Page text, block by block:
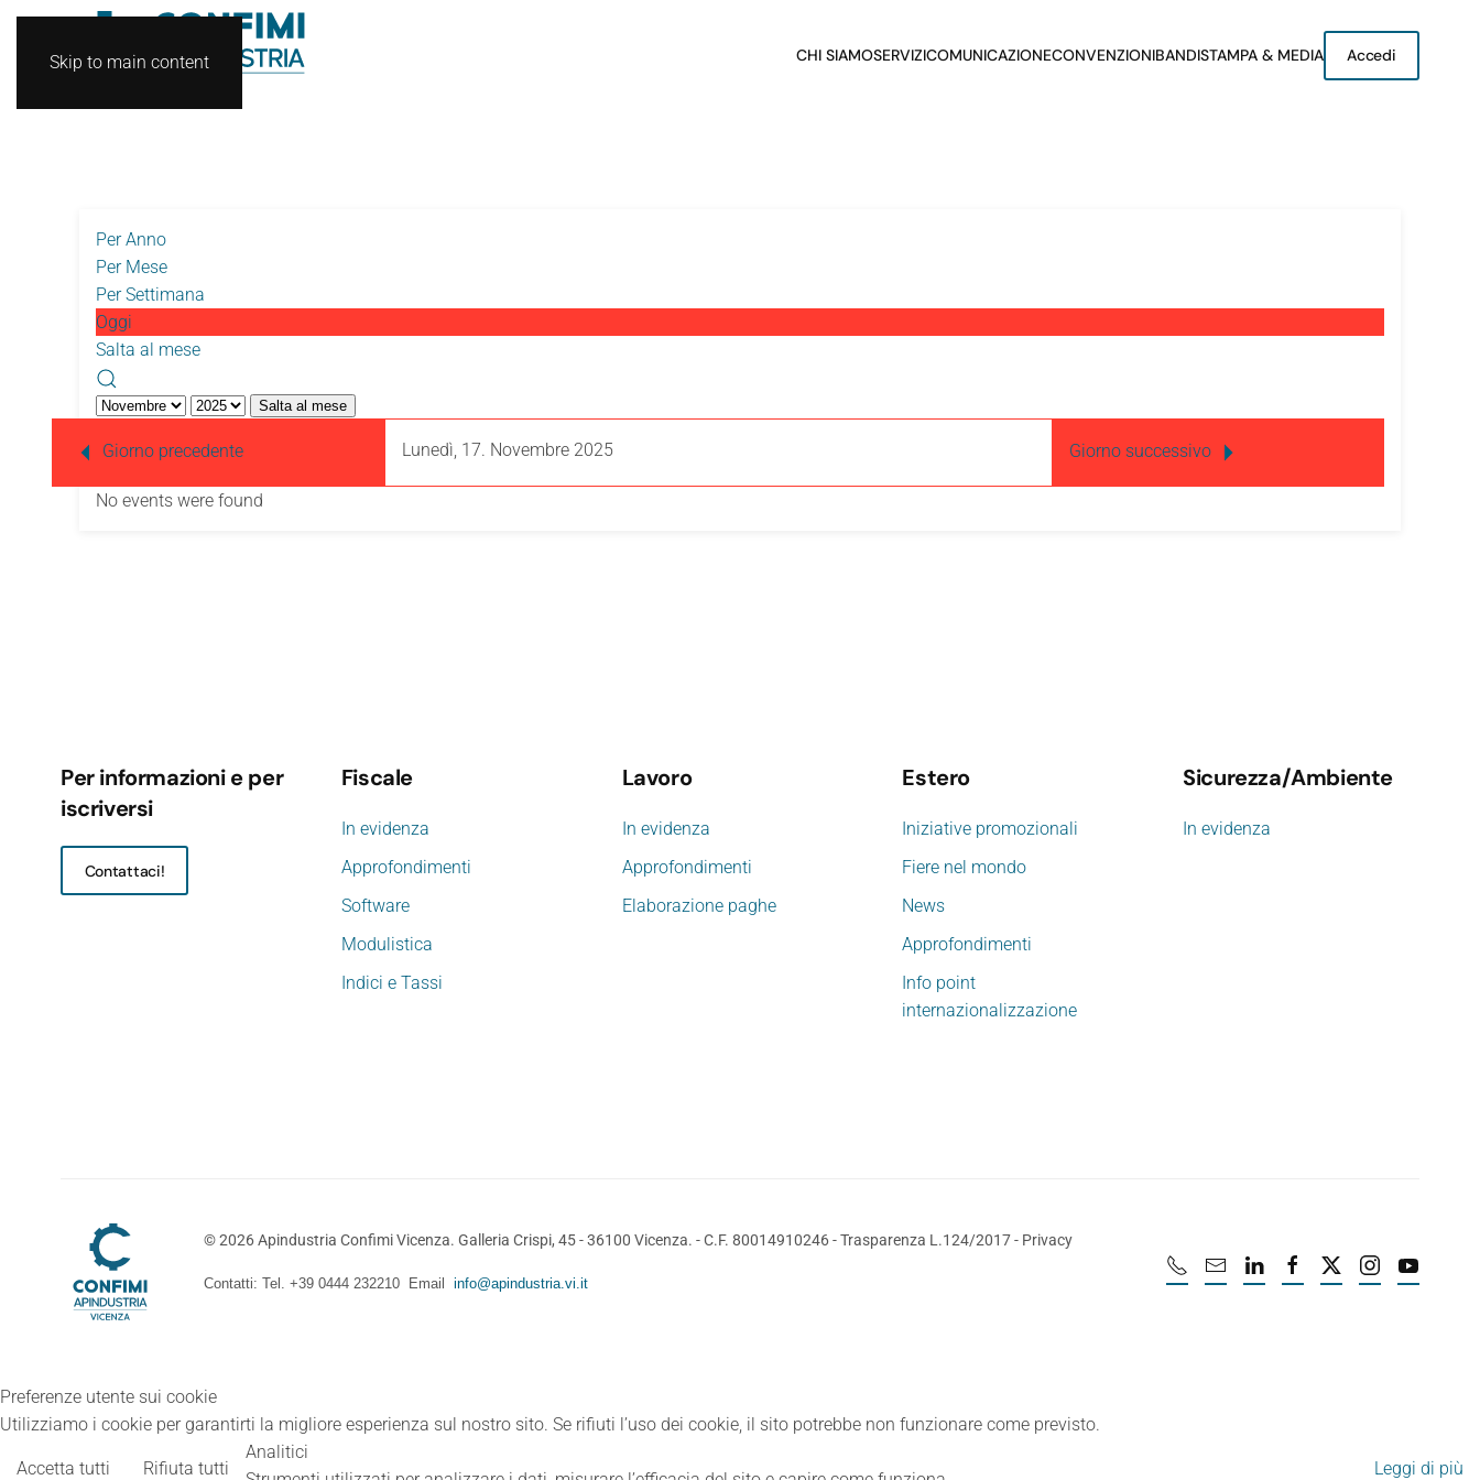
Skip to main content CHI SIAMOSERVIZICOMUNICAZIONECONVENZIONIBANDISTAMPA & MEDIA Accedi
Per Anno
Per Mese
Per Settimana
Oggi
Salta al mese
Salta al mese
Giorno precedente Lunedì, 17. Novembre 2025 Giorno successivo
No events were found
Per informazioni e per
iscriversi
Contattaci!
Fiscale
In evidenza
Approfondimenti
Software
Modulistica
Indici e Tassi
Lavoro
In evidenza
Approfondimenti
Elaborazione paghe
Estero
Iniziative promozionali
Fiere nel mondo
News
Approfondimenti
Info point
internazionalizzazione
Sicurezza/Ambiente
In evidenza
©2026Apindustria Confimi Vicenza. Galleria Crispi, 45 - 36100 Vicenza. - C.F. 80014910246 -Trasparenza L.124/2017- Privacy
Contatti: Tel. +39 0444 232210 Email info@apindustria.vi.it
Preferenze utente sui cookie
Utilizziamo i cookie per garantirti la migliore esperienza sul nostro sito. Se rifiuti l’uso dei cookie, il sito potrebbe non funzionare come previsto.
Accetta tutti Rifiuta tutti Leggi di più
Analitici